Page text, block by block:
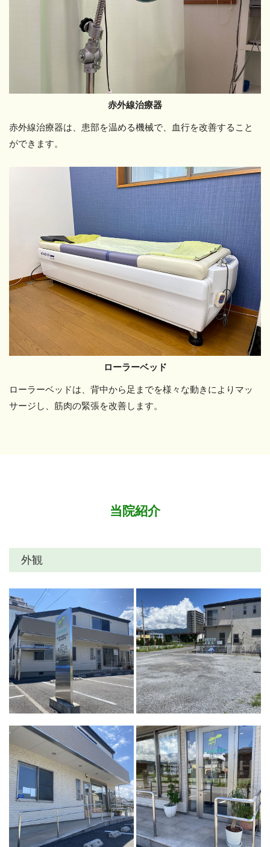
赤外線治療器
赤外線治療器は、患部を温める機械で、血行を改善すること
ができます。
ローラーベッド
ローラーベッドは、背中から足までを様々な動きによりマッ
サージし、筋肉の緊張を改善します。
当院紹介
外観